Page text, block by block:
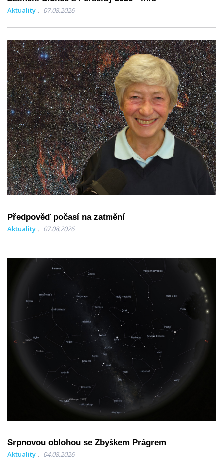
Aktuality 07.08.2026
Předpověď počasí na zatmění
Aktuality 07.08.2026
Srpnovou oblohou se Zbyškem Prágrem
Aktuality 04.08.2026